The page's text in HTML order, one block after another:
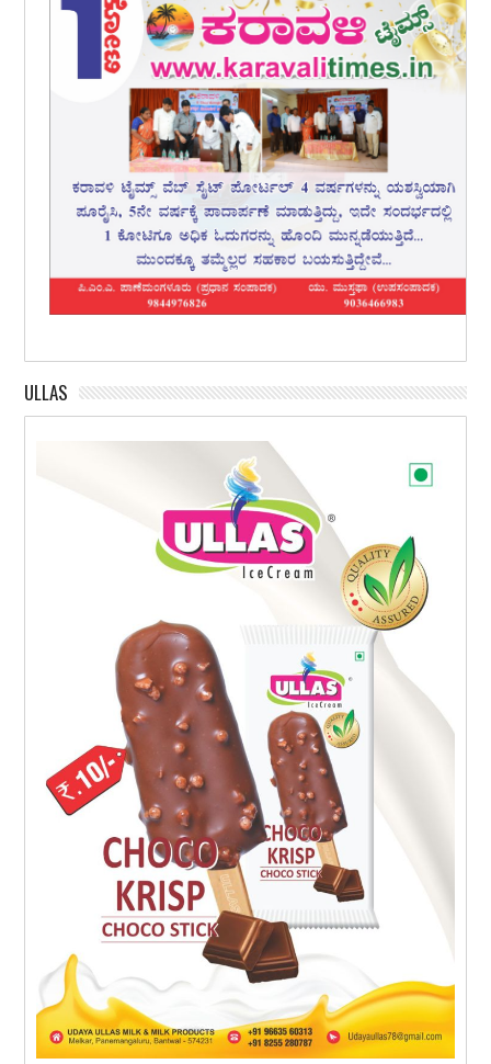
ULLAS